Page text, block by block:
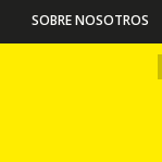
SOBRE NOSOTROS